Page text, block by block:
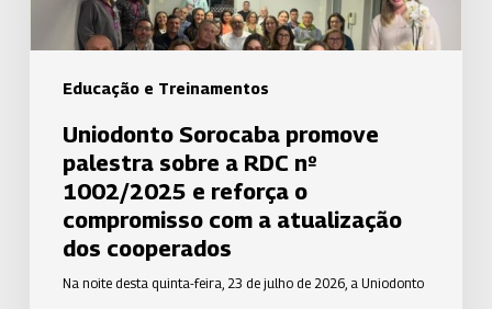
Educação e Treinamentos
1002/2025
e
reforça
compromisso
com
atualização
cooperados
Uniodonto Sorocaba promove
palestra sobre a RDC nº
1002/2025 e reforça o
compromisso com a atualização
dos cooperados
Na noite desta quinta-feira, 23 de julho de 2026, a Uniodonto